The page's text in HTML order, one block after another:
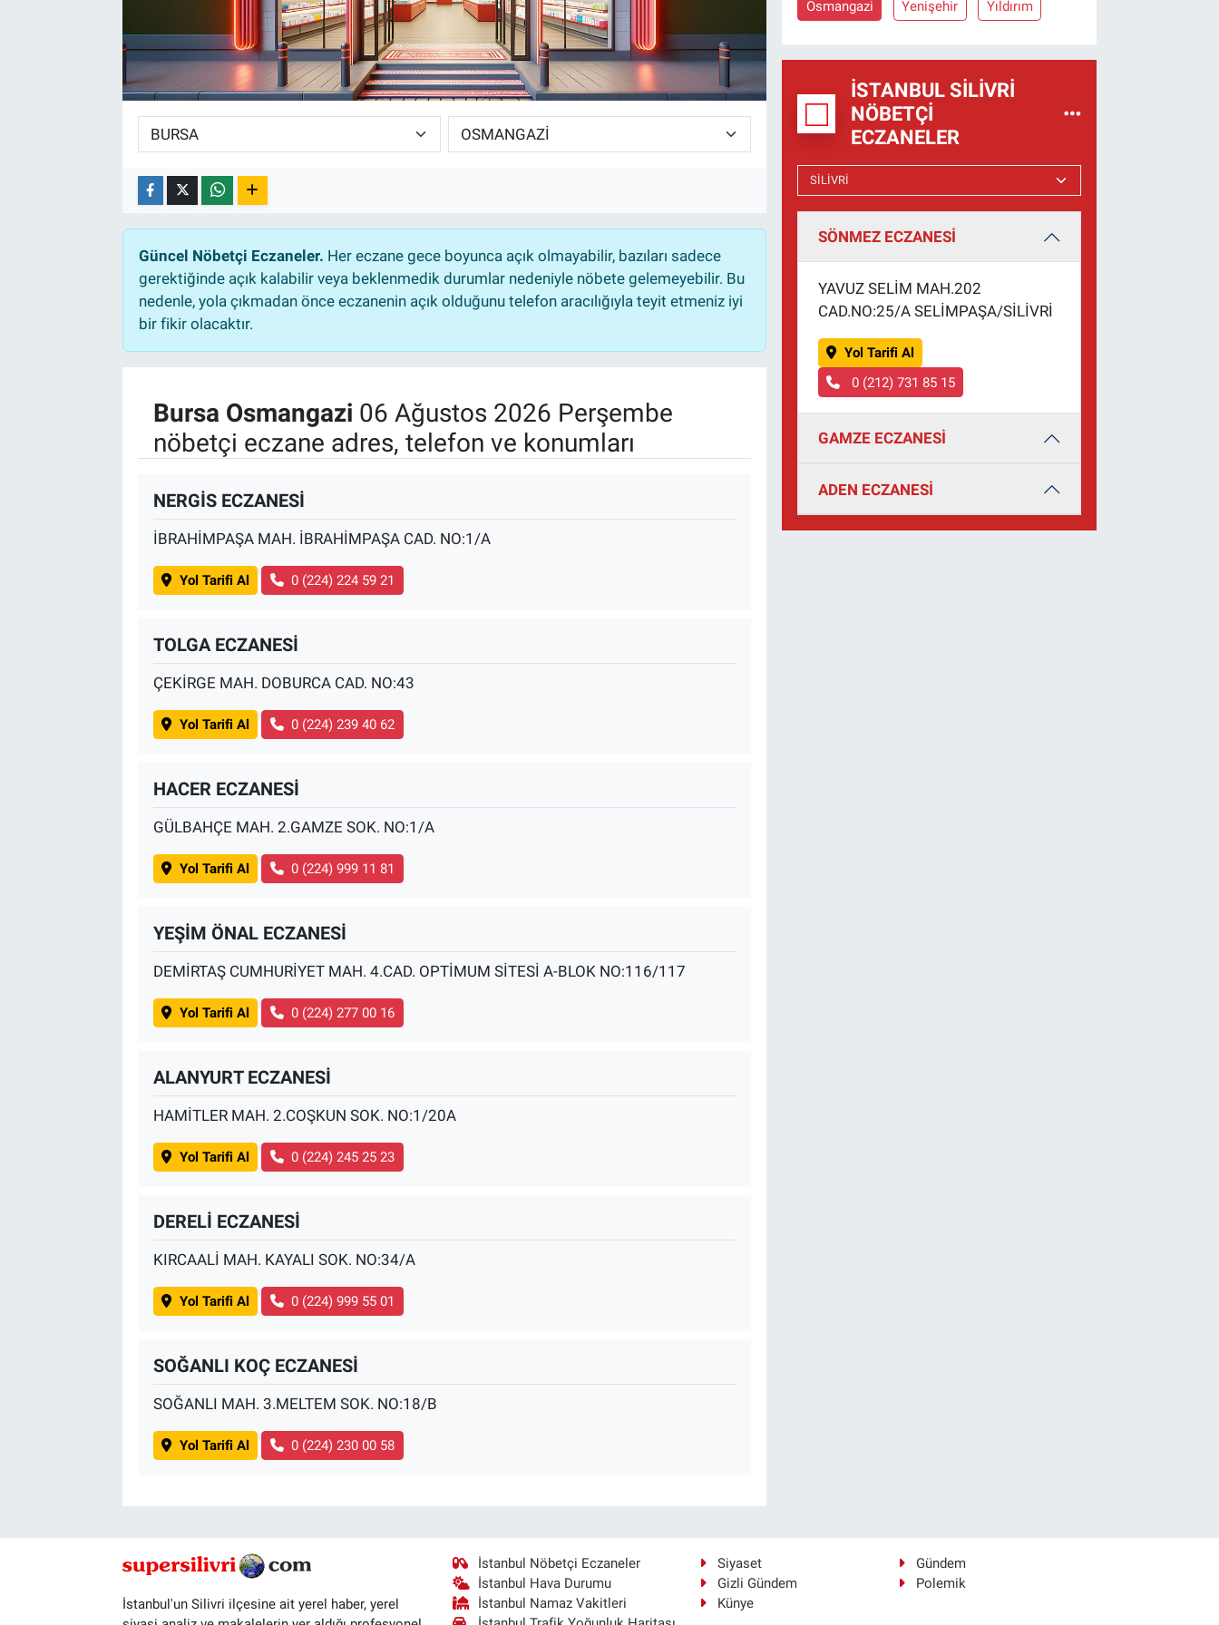
Güncel Nöbetçi Eczaneler. Her eczane gece boyunca açık olmayabilir, bazıları sadece
gerektiğinde açık kalabilir veya beklenmedik durumlar nedeniyle nöbete gelemeyebilir. Bu
nedenle, yola çıkmadan önce eczanenin açık olduğunu telefon aracılığıyla teyit etmeniz iyi
bir fikir olacaktır.
Bursa Osmangazi 06 Ağustos 2026 Perşembe
nöbetçi eczane adres, telefon ve konumları
NERGİS ECZANESİ
İBRAHİMPAŞA MAH. İBRAHİMPAŞA CAD. NO:1/A
Yol Tarifi Al 0 (224) 224 59 21
TOLGA ECZANESİ
ÇEKİRGE MAH. DOBURCA CAD. NO:43
Yol Tarifi Al 0 (224) 239 40 62
HACER ECZANESİ
GÜLBAHÇE MAH. 2.GAMZE SOK. NO:1/A
Yol Tarifi Al 0 (224) 999 11 81
YEŞİM ÖNAL ECZANESİ
DEMİRTAŞ CUMHURİYET MAH. 4.CAD. OPTİMUM SİTESİ A-BLOK NO:116/117
Yol Tarifi Al 0 (224) 277 00 16
ALANYURT ECZANESİ
HAMİTLER MAH. 2.COŞKUN SOK. NO:1/20A
Yol Tarifi Al 0 (224) 245 25 23
DERELİ ECZANESİ
KIRCAALİ MAH. KAYALI SOK. NO:34/A
Yol Tarifi Al 0 (224) 999 55 01
SOĞANLI KOÇ ECZANESİ
SOĞANLI MAH. 3.MELTEM SOK. NO:18/B
Yol Tarifi Al 0 (224) 230 00 58
Osmangazi Yenişehir Yıldırım
İSTANBUL SILIVRI
NÖBETÇI
ECZANELER
SÖNMEZ ECZANESİ
YAVUZ SELİM MAH.202
CAD.NO:25/A SELİMPAŞA/SİLİVRİ
Yol Tarifi Al
0 (212) 731 85 15
GAMZE ECZANESİ
ADEN ECZANESİ
İstanbul'un Silivri ilçesine ait yerel haber, yerel
İstanbul Nöbetçi Eczaneler
İstanbul Hava Durumu
İstanbul Namaz Vakitleri
Siyaset
Gündem
Gizli Gündem
Polemik
Künye